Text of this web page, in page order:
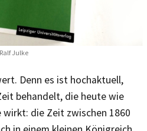
Julke
Denn es ist hochaktuell,
behandelt, die heute wie
die Zeit zwischen 1860